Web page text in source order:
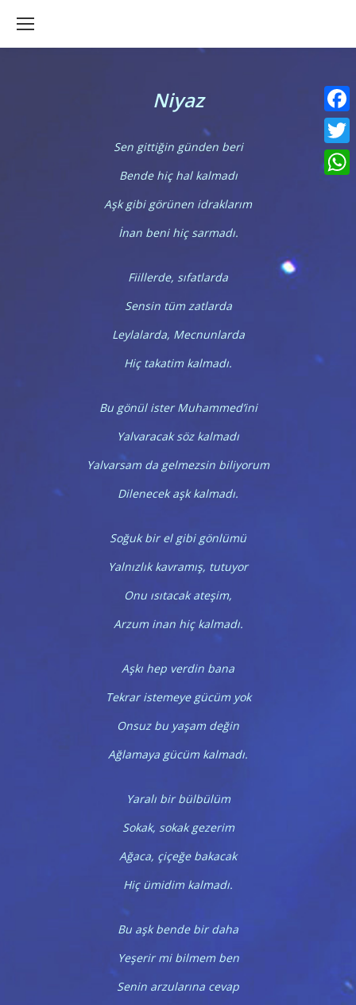
Niyaz
Sen gittiğin günden beri
Bende hiç hal kalmadı
Aşk gibi görünen idraklarım
İnan beni hiç sarmadı.
Fiillerde, sıfatlarda
Sensin tüm zatlarda
Leylalarda, Mecnunlarda
Hiç takatim kalmadı.
Bu gönül ister Muhammed’ini
Yalvaracak söz kalmadı
Yalvarsam da gelmezsin biliyorum
Dilenecek aşk kalmadı.
Soğuk bir el gibi gönlümü
Yalnızlık kavramış, tutuyor
Onu ısıtacak ateşim,
Arzum inan hiç kalmadı.
Aşkı hep verdin bana
Tekrar istemeye gücüm yok
Onsuz bu yaşam değin
Ağlamaya gücüm kalmadı.
Yaralı bir bülbülüm
Sokak, sokak gezerim
Ağaca, çiçeğe bakacak
Hiç ümidim kalmadı.
Bu aşk bende bir daha
Yeşerir mi bilmem ben
Senin arzularına cevap